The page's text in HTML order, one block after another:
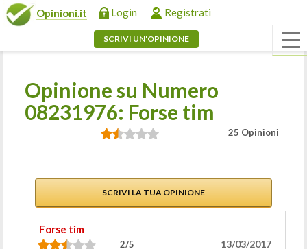
Opinioni.it Login Registrati
SCRIVI UN'OPINIONE
Opinione su Numero
08231976: Forse tim
25 Opinioni
SCRIVI LA TUA OPINIONE
Forse tim
2/5 13/03/2017